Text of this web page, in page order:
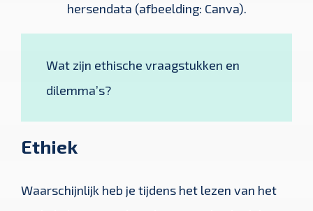
hersendata (afbeelding: Canva).
Wat zijn ethische vraagstukken en
dilemma’s?
Ethiek
Waarschijnlijk heb je tijdens het lezen van het